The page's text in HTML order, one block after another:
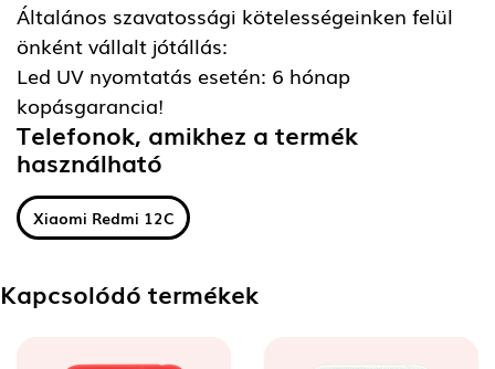
Általános szavatossági kötelességeinken felül
önként vállalt jótállás:
Led UV nyomtatás esetén: 6 hónap
kopásgarancia!
Telefonok, amikhez a termék
használható
Xiaomi Redmi 12C
Kapcsolódó termékek